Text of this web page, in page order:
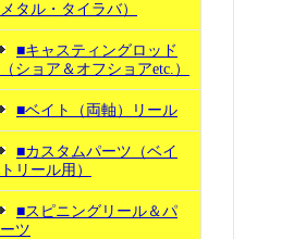
メタル・タイラバ）
■キャスティングロッド
（ショア＆オフショアetc.）
■ベイト（両軸）リール
■カスタムパーツ（ベイ
トリール用）
■スピニングリール＆パ
ーツ